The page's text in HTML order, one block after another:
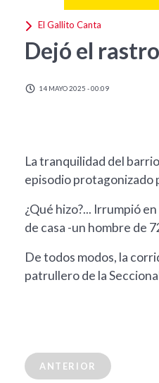
El Gallito Canta
Dejó el rastro
14 MAYO 2025 - 00:09
La tranquilidad del
episodio protagonizado
¿Qué hizo?... Irrumpió
de casa -un hombre de
De todos modos, la
patrullero de la
ANTERIOR